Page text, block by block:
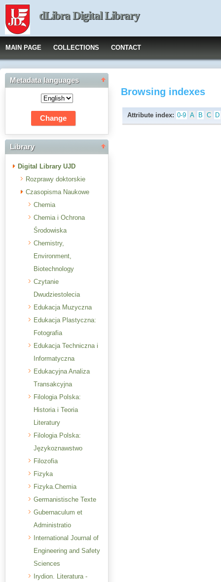
dLibra Digital Library
MAIN PAGE COLLECTIONS CONTACT
Metadata languages
Library
Digital Library UJD
Rozprawy doktorskie
Czasopisma Naukowe
Chemia
Chemia i Ochrona
Środowiska
Chemistry,
Environment,
Biotechnology
Czytanie
Dwudziestolecia
Edukacja Muzyczna
Edukacja Plastyczna:
Fotografia
Edukacja Techniczna i
Informatyczna
Edukacyjna Analiza
Transakcyjna
Filologia Polska:
Historia i Teoria
Literatury
Filologia Polska:
Językoznawstwo
Filozofia
Fizyka
Fizyka.Chemia
Germanistische Texte
Gubernaculum et
Administratio
International Journal of
Engineering and Safety
Sciences
Irydion. Literatura -
Browsing indexes
Attribute index: 0-9 A B C D